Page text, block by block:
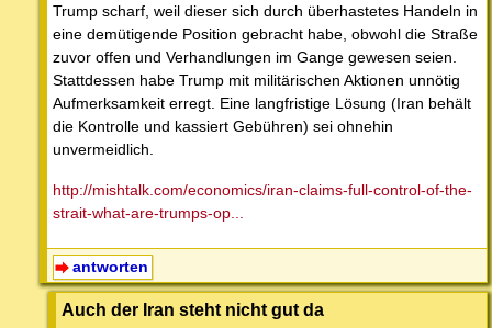
Trump scharf, weil dieser sich durch überhastetes Handeln in
eine demütigende Position gebracht habe, obwohl die Straße
zuvor offen und Verhandlungen im Gange gewesen seien.
Stattdessen habe Trump mit militärischen Aktionen unnötig
Aufmerksamkeit erregt. Eine langfristige Lösung (Iran behält
die Kontrolle und kassiert Gebühren) sei ohnehin
unvermeidlich.
http://mishtalk.com/economics/iran-claims-full-control-of-the-
strait-what-are-trumps-op...
antworten
Auch der Iran steht nicht gut da